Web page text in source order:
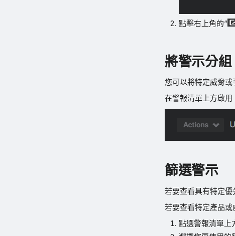
點擊右上角的“
將警示分組
您可以將特定威脅
在警報清單上方啟用
篩選警示
若要查看具有特定
若要查看特定產品或
點選警報清單上